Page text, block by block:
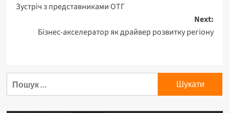
Зустріч з представниками ОТГ
Next:
Бізнес-акселератор як драйвер розвитку регіону